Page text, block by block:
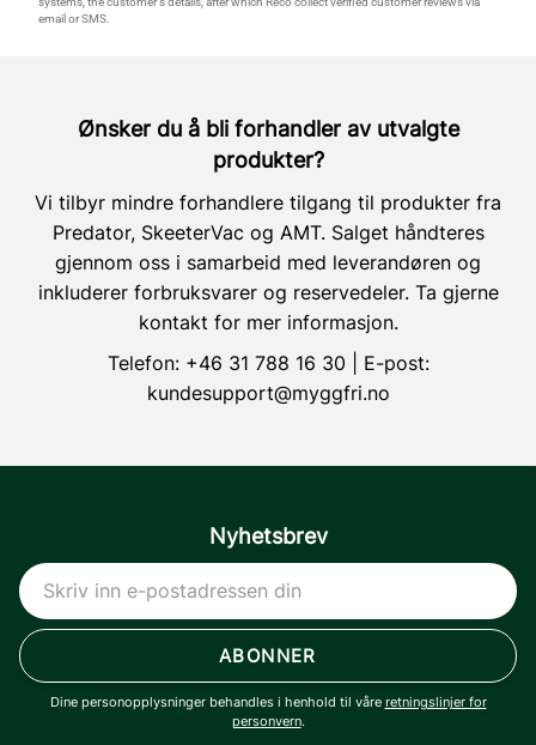
Ønsker du å bli forhandler av utvalgte
produkter?
Vi tilbyr mindre forhandlere tilgang til produkter fra
Predator, SkeeterVac og AMT. Salget håndteres
gjennom oss i samarbeid med leverandøren og
inkluderer forbruksvarer og reservedeler. Ta gjerne
kontakt for mer informasjon.
Telefon: +46 31 788 16 30 | E-post:
kundesupport@myggfri.no
Nyhetsbrev
ABONNER
Dine personopplysninger behandles i henhold til våre retningslinjer for
personvern.